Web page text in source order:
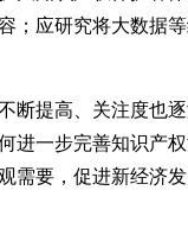
应研究将大数据
提高、关注度也
进一步完善知识产
需要，促进新经济